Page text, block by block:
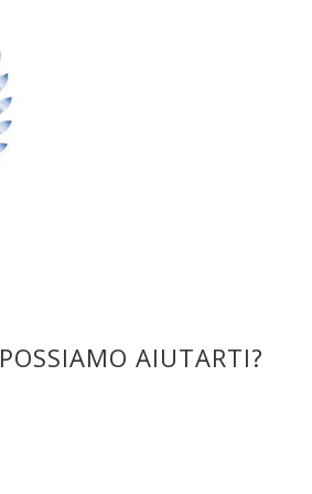
AIUTARTI?